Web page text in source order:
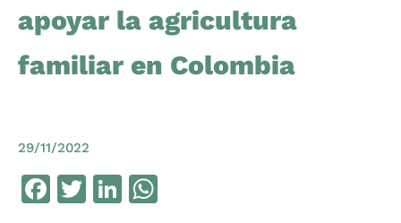
apoyar la agricultura
familiar en Colombia
29/11/2022
Facebook
TwitterLinkedIn